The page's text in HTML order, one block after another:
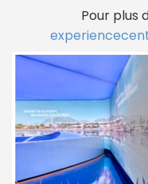
Pour plus